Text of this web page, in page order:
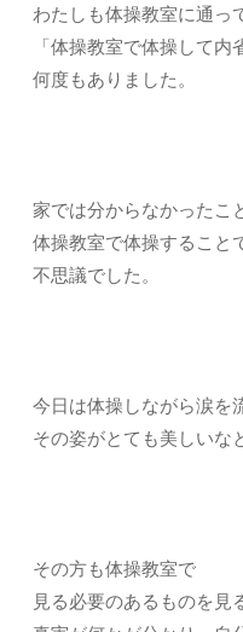
わたしも体操教室に通っ
「体操教室で体操して
何度もありました。
家では分からなかったこ
体操教室で体操すること
不思議でした。
今日は体操しながら涙を
その姿がとても美しいな
その方も体操教室で
見る必要のあるものを見